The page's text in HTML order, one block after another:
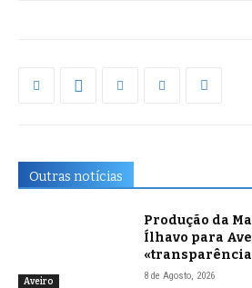
Outras notícias
Aveiro
Produção da
Ílhavo para
8 de Agosto, 2026